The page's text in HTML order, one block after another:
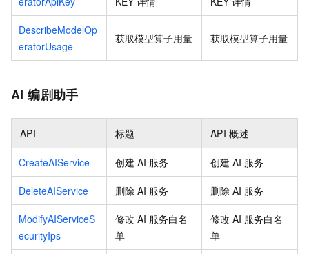
DescribeModelOp
eratorUsage
获取模型算子用量 获取模型算子用量
AI 编剧助手
API 标题 API 概述
CreateAIService 创建 AI 服务 创建 AI 服务
DeleteAIService 删除 AI 服务 删除 AI 服务
ModifyAIServiceS
ecurityIps
修改 AI 服务白名
单
修改 AI 服务白名
单